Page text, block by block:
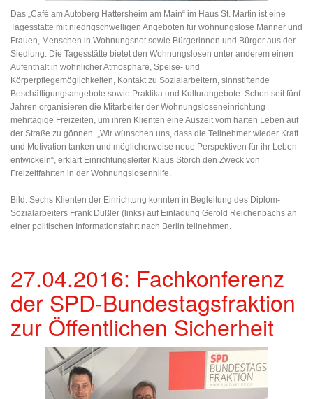
Das „Café am Autoberg Hattersheim am Main“ im Haus St. Martin ist eine
Tagesstätte mit niedrigschwelligen Angeboten für wohnungslose Männer und
Frauen, Menschen in Wohnungsnot sowie Bürgerinnen und Bürger aus der
Siedlung. Die Tagesstätte bietet den Wohnungslosen unter anderem einen
Aufenthalt in wohnlicher Atmosphäre, Speise- und
Körperpflegemöglichkeiten, Kontakt zu Sozialarbeitern, sinnstiftende
Beschäftigungsangebote sowie Praktika und Kulturangebote. Schon seit fünf
Jahren organisieren die Mitarbeiter der Wohnungsloseneinrichtung
mehrtägige Freizeiten, um ihren Klienten eine Auszeit vom harten Leben auf
der Straße zu gönnen. „Wir wünschen uns, dass die Teilnehmer wieder Kraft
und Motivation tanken und möglicherweise neue Perspektiven für ihr Leben
entwickeln“, erklärt Einrichtungsleiter Klaus Störch den Zweck von
Freizeitfahrten in der Wohnungslosenhilfe.
Bild: Sechs Klienten der Einrichtung konnten in Begleitung des Diplom-
Sozialarbeiters Frank Dußler (links) auf Einladung Gerold Reichenbachs an
einer politischen Informationsfahrt nach Berlin teilnehmen.
27.04.2016: Fachkonferenz
der SPD-Bundestagsfraktion
zur Öffentlichen Sicherheit